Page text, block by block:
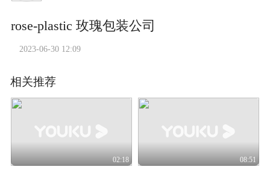
rose-plastic 玫瑰包装公司
2023-06-30 12:09
相关推荐
02:18 08:51